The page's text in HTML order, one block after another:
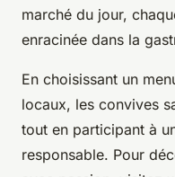
marché du jour,
enracinée dans la
En choisissant un
locaux, les convives
tout en participant à
responsable. Pour